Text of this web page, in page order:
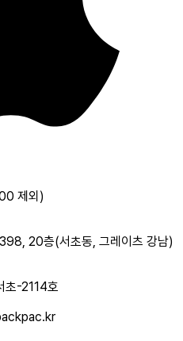
제외)
20층(서초동, 그레이츠 강남)
초-2114호